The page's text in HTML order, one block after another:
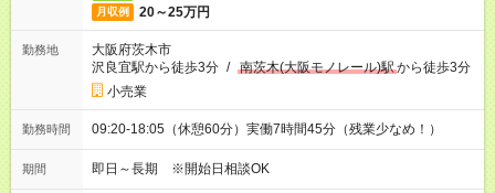
月収例 20～25万円
勤務地
大阪府茨木市
沢良宜駅から徒歩3分 / 南茨木(大阪モノレール)駅から徒歩3分
小売業
勤務時間 09:20-18:05（休憩60分）実働7時間45分（残業少なめ！）
期間 即日～長期 ※開始日相談OK